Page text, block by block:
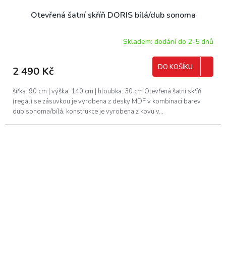
Otevřená šatní skříň DORIS bílá/dub sonoma
Skladem: dodání do 2-5 dnů
2 490 Kč DO KOŠÍKU
šířka: 90 cm | výška: 140 cm | hloubka: 30 cm Otevřená šatní skříň
(regál) se zásuvkou je vyrobena z desky MDF v kombinaci barev
dub sonoma/bílá, konstrukce je vyrobena z kovu v...